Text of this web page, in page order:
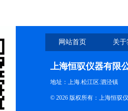
网站首页 关
上海恒驭仪器有限
地址：上海.松江区.泗泾镇
© 2026 版权所有：上海恒驭